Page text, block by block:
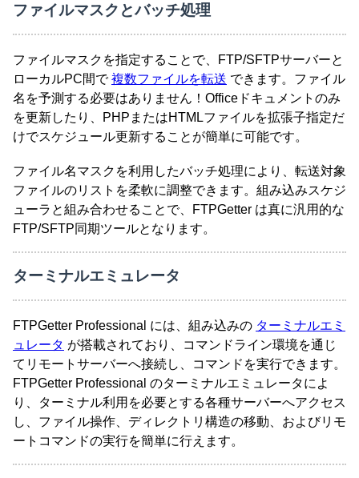
ファイルマスクとバッチ処理
ファイルマスクを指定することで、FTP/SFTPサーバーと
ローカルPC間で複数ファイルを転送 できます。ファイル
名を予測する必要はありません！Officeドキュメントのみ
を更新したり、PHPまたはHTMLファイルを拡張子指定だ
けでスケジュール更新することが簡単に可能です。
ファイル名マスクを利用したバッチ処理により、転送対象
ファイルのリストを柔軟に調整できます。組み込みスケジ
ューラと組み合わせることで、FTPGetter は真に汎用的な
FTP/SFTP同期ツールとなります。
ターミナルエミュレータ
FTPGetter Professional には、組み込みの ターミナルエミ
ュレータ が搭載されており、コマンドライン環境を通じ
てリモートサーバーへ接続し、コマンドを実行できます。
FTPGetter Professional のターミナルエミュレータによ
り、ターミナル利用を必要とする各種サーバーへアクセス
し、ファイル操作、ディレクトリ構造の移動、およびリモ
ートコマンドの実行を簡単に行えます。